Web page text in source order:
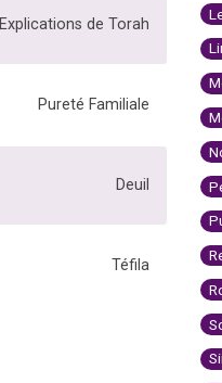
Explications de Torah
Pureté Familiale
Deuil
Téfila